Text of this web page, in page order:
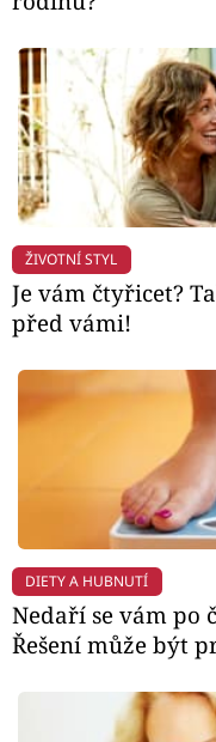
ŽIVOTNÍ STYL
Je vám čtyřicet?
před vámi!
DIETY A HUBNUTÍ
Nedaří se vám po
Řešení může být